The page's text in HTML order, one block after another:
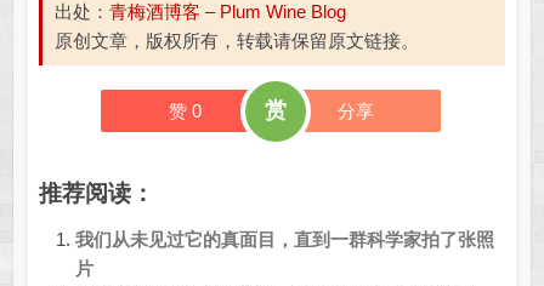
出处： 青梅酒博客 – Plum Wine Blog
原创文章，版权所有，转载请保留原文链接。
赞 0 赏 分享
推荐阅读：
我们从未见过它的真面目，直到一群科学家拍了张照
片